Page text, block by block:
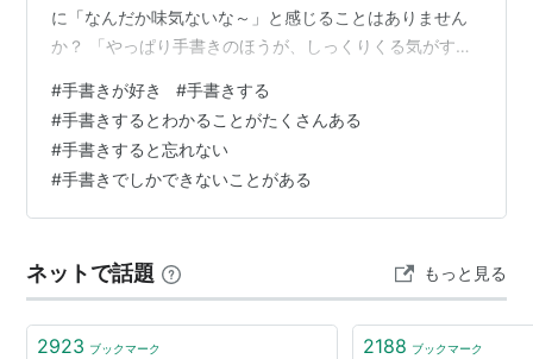
に「なんだか味気ないな～」と感じることはありません
か？ 「やっぱり手書きのほうが、しっくりくる気がす
るのではないでしょうか。 効率やスピードを求められる
時代だからこそ、余計にそう思うかもしれません。 この
記事では、そんな手書き派のあなたが「書くこと」をも
っと楽しめるようになればと思って書きました！ お茶で
も飲みながら、リラックスして眺めてみてください。 そ
#手書きが好き #手書きする
#手書きするとわかることがたくさんある
#手書きすると忘れない
#手書きでしかできないことがある
ネットで話題 もっと見る
2923 ブックマーク 2188 ブックマーク